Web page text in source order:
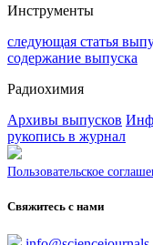
Инструменты
следующая статья
содержание выпуска
Радиохимия
Архивы выпусков
рукопись в журнал
Пользовательское
Свяжитесь с нами